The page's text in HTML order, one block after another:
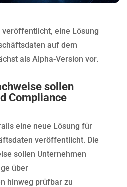
veröffentlicht, eine Lösung
auf dem
als Alpha-Version vor.
sollen
Compliance
eine neue Lösung für
veröffentlicht. Die
sollen Unternehmen
über
hinweg prüfbar zu